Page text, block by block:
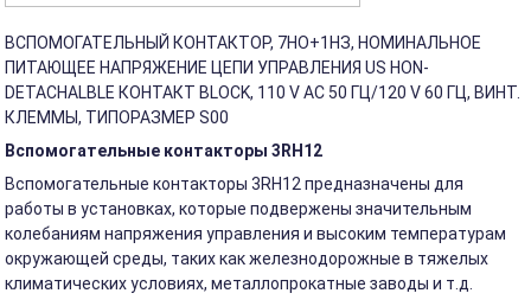
ВСПОМОГАТЕЛЬНЫЙ КОНТАКТОР, 7НО+1НЗ, НОМИНАЛЬНОЕ
ПИТАЮЩЕЕ НАПРЯЖЕНИЕ ЦЕПИ УПРАВЛЕНИЯ US НОN-
DETACHALBLE КОНТАКТ BLOCK, 110 V AC 50 ГЦ/120 V 60 ГЦ, ВИНТ.
КЛЕММЫ, ТИПОРАЗМЕР S00
Вспомогательные контакторы 3RH12
Вспомогательные контакторы 3RH12 предназначены для
работы в установках, которые подвержены значительным
колебаниям напряжения управления и высоким температурам
окружающей среды, таких как железнодорожные в тяжелых
климатических условиях, металлопрокатные заводы и т.д.